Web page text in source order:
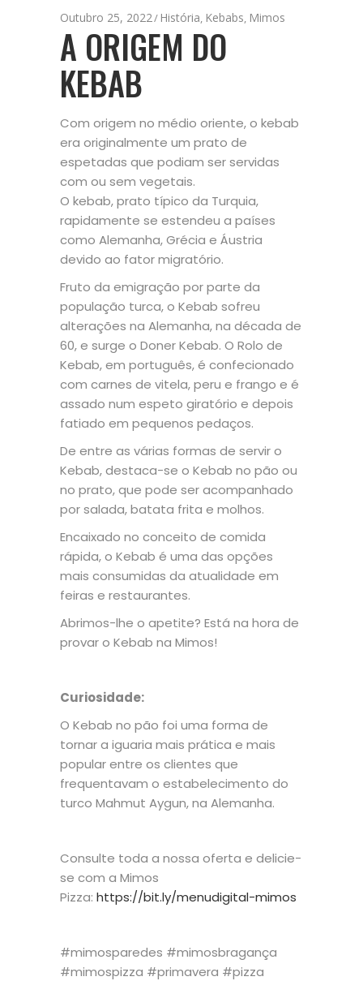
Outubro 25, 2022 História, Kebabs, Mimos
A ORIGEM DO
KEBAB
Com origem no médio oriente, o kebab
era originalmente um prato de
espetadas que podiam ser servidas
com ou sem vegetais.
O kebab, prato típico da Turquia,
rapidamente se estendeu a países
como Alemanha, Grécia e Áustria
devido ao fator migratório.
Fruto da emigração por parte da
população turca, o Kebab sofreu
alterações na Alemanha, na década de
60, e surge o Doner Kebab. O Rolo de
Kebab, em português, é confecionado
com carnes de vitela, peru e frango e é
assado num espeto giratório e depois
fatiado em pequenos pedaços.
De entre as várias formas de servir o
Kebab, destaca-se o Kebab no pão ou
no prato, que pode ser acompanhado
por salada, batata frita e molhos.
Encaixado no conceito de comida
rápida, o Kebab é uma das opções
mais consumidas da atualidade em
feiras e restaurantes.
Abrimos-lhe o apetite? Está na hora de
provar o Kebab na Mimos!
Curiosidade:
O Kebab no pão foi uma forma de
tornar a iguaria mais prática e mais
popular entre os clientes que
frequentavam o estabelecimento do
turco Mahmut Aygun, na Alemanha.
Consulte toda a nossa oferta e delicie-
se com a Mimos
Pizza: https://bit.ly/menudigital-mimos
#mimosparedes #mimosbragança
#mimospizza #primavera #pizza